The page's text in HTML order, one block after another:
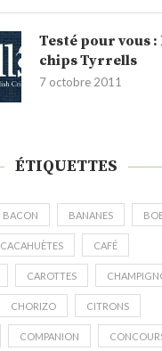
Testé pour vous :
chips Tyrrells
7 octobre 2011
ÉTIQUETTES
BACON BANANES
CACAHUÈTES CAFÉ
CAROTTES
CHORIZO CITRONS
COMPANION